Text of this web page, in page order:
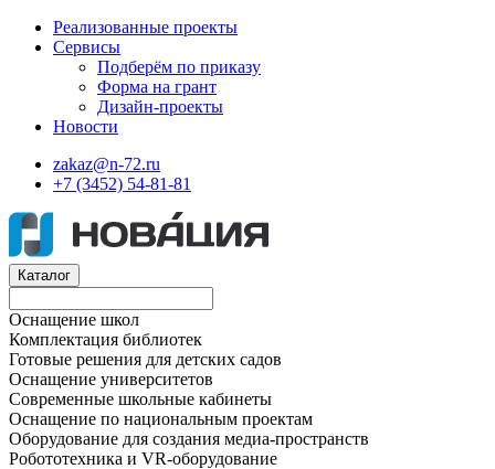
Реализованные проекты
Сервисы
Подберём по приказу
Форма на грант
Дизайн-проекты
Новости
zakaz@n-72.ru
+7 (3452) 54-81-81
Каталог
Оснащение школ
Комплектация библиотек
Готовые решения для детских садов
Оснащение университетов
Современные школьные кабинеты
Оснащение по национальным проектам
Оборудование для создания медиа-пространств
Робототехника и VR-оборудование